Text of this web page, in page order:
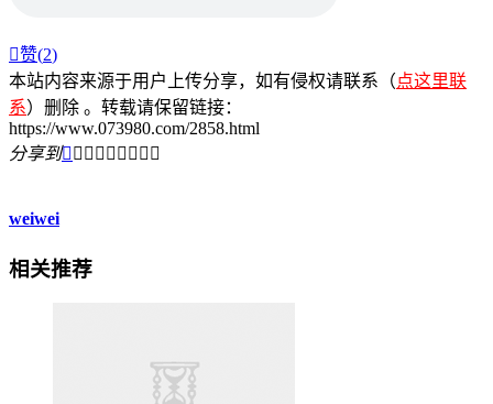
赞(2)
本站内容来源于用户上传分享，如有侵权请联系（点这里联
系）删除 。转载请保留链接：
https://www.073980.com/2858.html
分享到        
weiwei
相关推荐